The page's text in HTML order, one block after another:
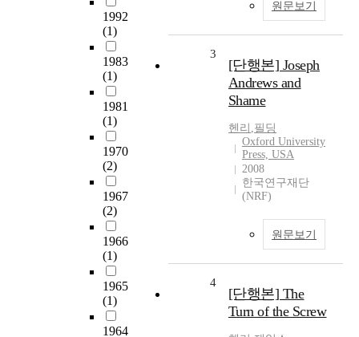
1992
(1)
1983
(1)
1981
(1)
1970
(2)
1967
(2)
1966
(1)
1965
(1)
1964
원문보기
3
[단행본] Joseph
Andrews and
Shame
헨리 ,필딩
Oxford University
Press, USA
2008
한국연구재단
(NRF)
원문보기
4
[단행본] The
Turn of the Screw